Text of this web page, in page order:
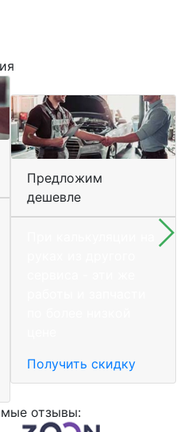
Предложим
дешевле
Получить скидку
отзывы: